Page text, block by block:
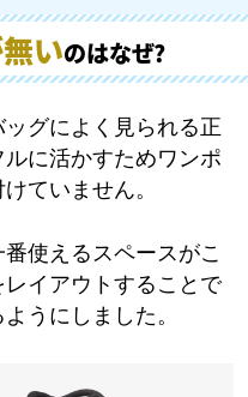
いのはなぜ?
グによく見られる正
に活かすためワンポ
ていません。
使えるスペースがこ
イアウトすることで
うにしました。